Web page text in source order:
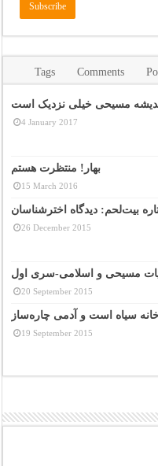
Comments
Tags
مسیحی خیلی نزدیک است
4 January 2017
بهار! منتظرت هستم
15 March 2016
بیت‌لحم: دیدگاه اخترشناسان
26 December 2015
مسیحی و اسلامی-سری اول
20 September 2015
سیاه است و آدمی چاره‌ساز
19 September 2015